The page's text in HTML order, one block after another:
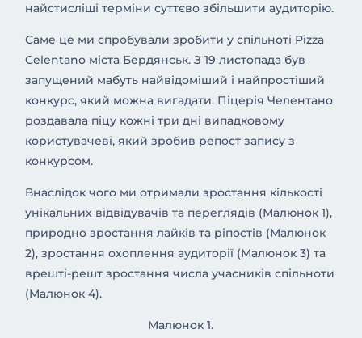
найстисліші терміни суттєво збільшити аудиторію.
Саме це ми спробували зробити у спільноті Pizza
Celentano міста Бердянськ. З 19 листопада був
запущений мабуть найвідоміший і найпростіший
конкурс, який можна вигадати. Піцерія Челентано
роздавала піцу кожні три дні випадковому
користувачеві, який зробив репост запису з
конкурсом.
Внаслідок чого ми отримали зростання кількості
унікальних відвідувачів та переглядів (Малюнок 1),
природно зростання лайків та ріпостів (Малюнок
2), зростання охоплення аудиторії (Малюнок 3) та
врешті-решт зростання числа учасників спільноти
(Малюнок 4).
Малюнок 1.